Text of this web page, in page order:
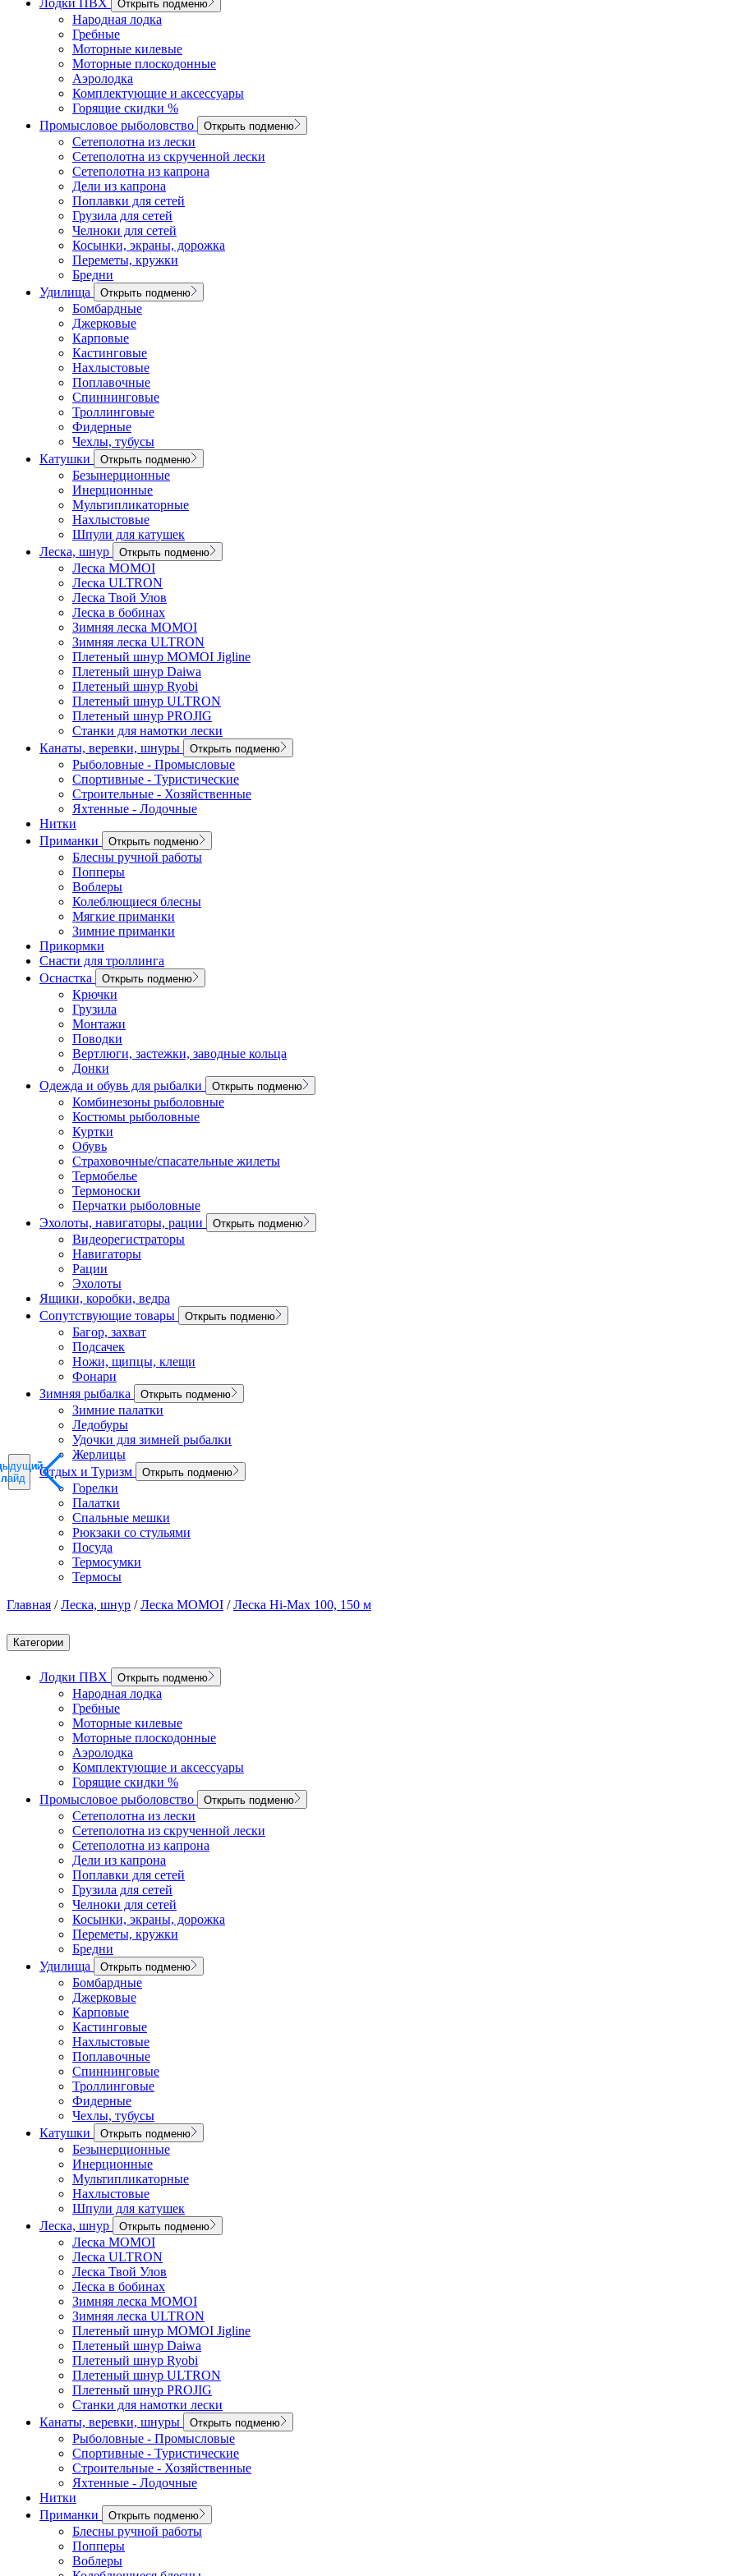
Открыть подменю
Народная лодка
Гребные
Моторные килевые
Моторные плоскодонные
Аэролодка
Комплектующие и аксессуары
Горящие скидки %
Промысловое рыболовство
Открыть подменю
Сетеполотна из лески
Сетеполотна из скрученной лески
Сетеполотна из капрона
Дели из капрона
Поплавки для сетей
Грузила для сетей
Челноки для сетей
Косынки, экраны, дорожка
Переметы, кружки
Бредни
Удилища
Открыть подменю
Бомбардные
Джерковые
Карповые
Кастинговые
Нахлыстовые
Поплавочные
Спиннинговые
Троллинговые
Фидерные
Чехлы, тубусы
Катушки
Открыть подменю
Безынерционные
Инерционные
Мультипликаторные
Нахлыстовые
Шпули для катушек
Леска, шнур
Открыть подменю
Леска MOMOI
Леска ULTRON
Леска Твой Улов
Леска в бобинах
Зимняя леска MOMOI
Зимняя леска ULTRON
Плетеный шнур MOMOI Jigline
Плетеный шнур Daiwa
Плетеный шнур Ryobi
Плетеный шнур ULTRON
Плетеный шнур PROJIG
Станки для намотки лески
Канаты, веревки, шнуры
Открыть подменю
Рыболовные - Промысловые
Спортивные - Туристические
Строительные - Хозяйственные
Яхтенные - Лодочные
Нитки
Приманки
Открыть подменю
Блесны ручной работы
Попперы
Воблеры
Колеблющиеся блесны
Мягкие приманки
Зимние приманки
Прикормки
Снасти для троллинга
Оснастка
Открыть подменю
Крючки
Грузила
Монтажи
Поводки
Вертлюги, застежки, заводные кольца
Донки
Одежда и обувь для рыбалки
Открыть подменю
Комбинезоны рыболовные
Костюмы рыболовные
Куртки
Обувь
Страховочные/спасательные жилеты
Термобелье
Термоноски
Перчатки рыболовные
Эхолоты, навигаторы, рации
Открыть подменю
Видеорегистраторы
Навигаторы
Рации
Эхолоты
Ящики, коробки, ведра
Сопутствующие товары
Открыть подменю
Багор, захват
Подсачек
Ножи, щипцы, клещи
Фонари
Зимняя рыбалка
Открыть подменю
Зимние палатки
Ледобуры
Удочки для зимней рыбалки
Жерлицы
Отдых и Туризм
Открыть подменю
Горелки
Палатки
Спальные мешки
Рюкзаки со стульями
Посуда
Термосумки
Термосы
Главная /Леска, шнур /Леска MOMOI /Леска Hi-Max 100, 150 м
Категории
Лодки ПВХ Открыть подменю
Народная лодка
Гребные
Моторные килевые
Моторные плоскодонные
Аэролодка
Комплектующие и аксессуары
Горящие скидки %
Промысловое рыболовство
Открыть подменю
Сетеполотна из лески
Сетеполотна из скрученной лески
Сетеполотна из капрона
Дели из капрона
Поплавки для сетей
Грузила для сетей
Челноки для сетей
Косынки, экраны, дорожка
Переметы, кружки
Бредни
Удилища
Открыть подменю
Бомбардные
Джерковые
Карповые
Кастинговые
Нахлыстовые
Поплавочные
Спиннинговые
Троллинговые
Фидерные
Чехлы, тубусы
Катушки
Открыть подменю
Безынерционные
Инерционные
Мультипликаторные
Нахлыстовые
Шпули для катушек
Леска, шнур
Открыть подменю
Леска MOMOI
Леска ULTRON
Леска Твой Улов
Леска в бобинах
Зимняя леска MOMOI
Зимняя леска ULTRON
Плетеный шнур MOMOI Jigline
Плетеный шнур Daiwa
Плетеный шнур Ryobi
Плетеный шнур ULTRON
Плетеный шнур PROJIG
Станки для намотки лески
Канаты, веревки, шнуры
Открыть подменю
Рыболовные - Промысловые
Спортивные - Туристические
Строительные - Хозяйственные
Яхтенные - Лодочные
Нитки
Приманки
Открыть подменю
Блесны ручной работы
Попперы
Воблеры